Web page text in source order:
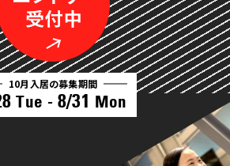
10月入居の募集期間
Tue - 8/31 Mon